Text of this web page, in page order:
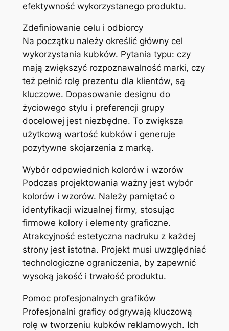
efektywność wykorzystanego produktu.
Zdefiniowanie celu i odbiorcy
Na początku należy określić główny cel
wykorzystania kubków. Pytania typu: czy
mają zwiększyć rozpoznawalność marki, czy
też pełnić rolę prezentu dla klientów, są
kluczowe. Dopasowanie designu do
życiowego stylu i preferencji grupy
docelowej jest niezbędne. To zwiększa
użytkową wartość kubków i generuje
pozytywne skojarzenia z marką.
Wybór odpowiednich kolorów i wzorów
Podczas projektowania ważny jest wybór
kolorów i wzorów. Należy pamiętać o
identyfikacji wizualnej firmy, stosując
firmowe kolory i elementy graficzne.
Atrakcyjność estetyczna nadruku z każdej
strony jest istotna. Projekt musi uwzględniać
technologiczne ograniczenia, by zapewnić
wysoką jakość i trwałość produktu.
Pomoc profesjonalnych grafików
Profesjonalni graficy odgrywają kluczową
rolę w tworzeniu kubków reklamowych. Ich